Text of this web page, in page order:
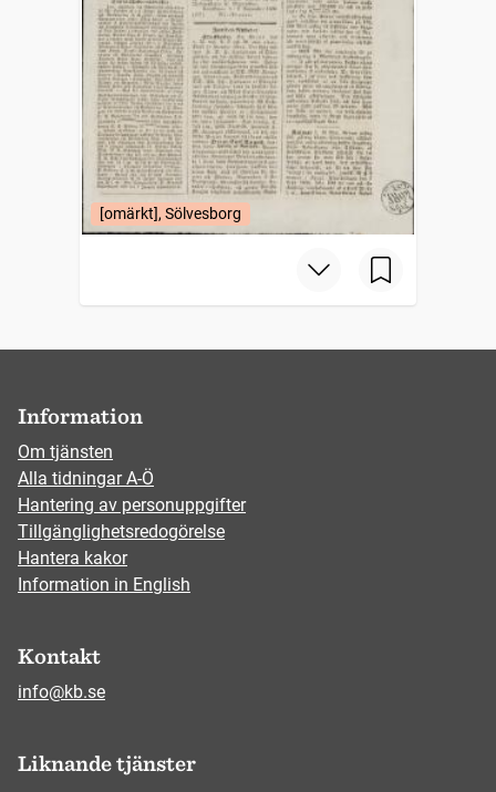
[omärkt], Sölvesborg
Information
Om tjänsten
Alla tidningar A-Ö
Hantering av personuppgifter
Tillgänglighetsredogörelse
Hantera kakor
Information in English
Kontakt
info@kb.se
Liknande tjänster